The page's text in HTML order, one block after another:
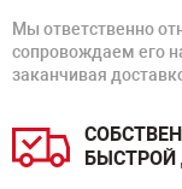
Мы ответственно
сопровождаем его
заканчивая
БЫСТРОЙ